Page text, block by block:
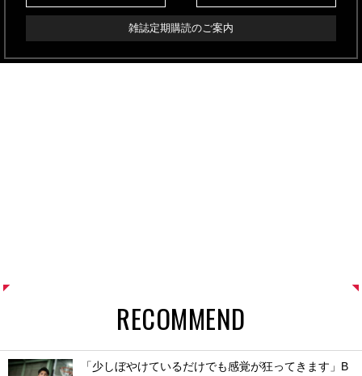
雑誌定期購読のご案内
RECOMMEND
「少しぼやけているだけでも感覚が狂ってきます」B